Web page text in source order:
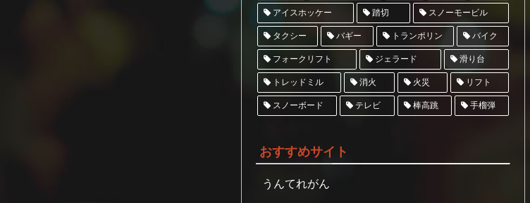
アイスホッケー 踏切 スノーモービル
タクシー バギー トランポリン バイク
フォークリフト ジェラード 滑り台
トレッドミル 消火 火災 リフト
スノーボード テレビ 棒高跳 手榴弾
おすすめサイト
うんてれがん